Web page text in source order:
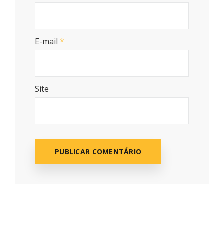
E-mail *
Site